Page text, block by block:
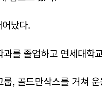
났다.
를 졸업하고 연세대학
, 골드만삭스를 거쳐